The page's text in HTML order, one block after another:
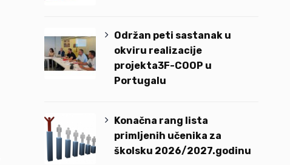
Održan peti sastanak u
okviru realizacije
projekta3F-COOP u
Portugalu
Konačna rang lista
primljenih učenika za
školsku 2026/2027.godinu